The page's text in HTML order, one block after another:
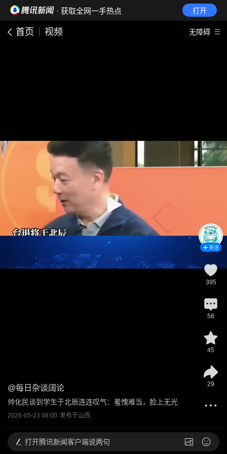
· 获取全网一手热点 打开
首页 视频 无障碍
@每日杂谈阔论
帅化民谈到学生于北辰连连叹气：羞愧难当，脸上无光
2026-05-23 08:00 发布于山西
关注
395
58
45
29
打开腾讯新闻客户端说两句